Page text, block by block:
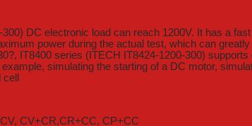
DC electronic load can reach 1200V. It has a
power during the actual test, which can
IT8400 series (ITECH IT8424-1200-300)
simulating the starting of a DC motor,
cell
CV+CR,CR+CC, CP+CC